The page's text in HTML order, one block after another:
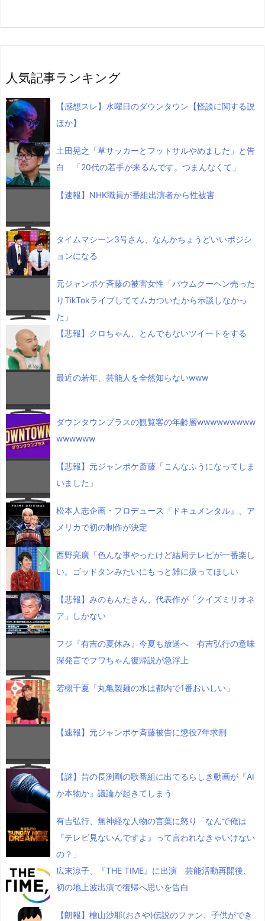
人気記事ランキング
【感想スレ】水曜日のダウンタウン【怪談に関する説
ほか】
土田晃之「草サッカーとフットサルやめました」と告
白 「20代の若手が来るんです。つまんなくて」
【速報】NHK職員が番組出演者から性被害
タイムマシーン3号さん、なんかちょうどいいポジシ
ョンになる
元ジャンポケ斉藤の被害女性「バウムクーヘン売った
りTikTokライブしててムカついたから示談しなかっ
た」
【悲報】クロちゃん、とんでもないツイートをする
最近の若年、芸能人を全然知らないwww
ダウンタウンプラスの観覧客の年齢層wwwwwwwww
wwwwww
【悲報】元ジャンポケ斎藤「こんなふうになってしま
いました」
松本人志企画・プロデュース『ドキュメンタル』、ア
メリカで初の制作が決定
西野亮廣「色んな事やったけど結局テレビが一番楽し
い。ゴッドタンみたいにもっと雑に扱ってほしい
【悲報】みのもんたさん、代表作が「クイズミリオネ
ア」しかない
フジ『有吉の夏休み』今夏も放送へ 有吉弘行の意味
深発言でフワちゃん復帰説が急浮上
若槻千夏「丸亀製麺の水は都内で1番おいしい」
【速報】元ジャンポケ斉藤被告に懲役7年求刑
【謎】昔の長渕剛の歌番組に出てるらしき動画が『AI
か本物か』議論が起きてしまう
有吉弘行、無神経な人物の言葉に怒り「なんで俺は
『テレビ見ないんですよ』って言われなきゃいけない
の？」
広末涼子、『THE TIME』に出演 芸能活動再開後、
初の地上波出演で復帰へ思いを告白
【朗報】檜山沙耶(おさや)伝説のファン、子供ができ